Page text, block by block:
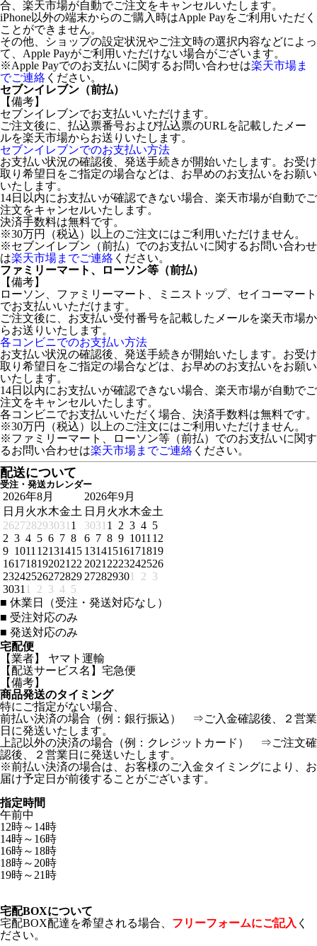
合、楽天市場が自動でご注文をキャンセルいたします。
iPhone以外の端末からのご購入時はApple Payをご利用いただく
ことができません。
その他、ショップの設定状況やご注文時の選択内容などによっ
て、Apple Payがご利用いただけない場合がございます。
※Apple Payでのお支払いに関するお問い合わせは楽天市場ま
でご連絡 ください。
セブンイレブン（前払）
【備考】
セブンイレブンでお支払いいただけます。
ご注文後に、払込票番号および払込票のURLを記載したメー
ルを楽天市場からお送りいたします。
セブンイレブンでのお支払い方法
お支払い状況の確認後、発送手続きが開始いたします。お受け
取り希望日をご指定の場合などは、お早めのお支払いをお願い
いたします。
14日以内にお支払いが確認できない場合、楽天市場が自動でご
注文をキャンセルいたします。
決済手数料は無料です。
※30万円（税込）以上のご注文にはご利用いただけません。
※セブンイレブン（前払）でのお支払いに関するお問い合わせ
は楽天市場までご連絡 ください。
ファミリーマート、ローソン等（前払）
【備考】
ローソン、ファミリーマート、ミニストップ、セイコーマート
でお支払いいただけます。
ご注文後に、お支払い受付番号を記載したメールを楽天市場か
らお送りいたします。
各コンビニでのお支払い方法
お支払い状況の確認後、発送手続きが開始いたします。お受け
取り希望日をご指定の場合などは、お早めのお支払いをお願い
いたします。
14日以内にお支払いが確認できない場合、楽天市場が自動でご
注文をキャンセルいたします。
各コンビニでお支払いいただく場合、決済手数料は無料です。
※30万円（税込）以上のご注文にはご利用いただけません。
※ファミリーマート、ローソン等（前払）でのお支払いに関す
るお問い合わせは楽天市場までご連絡 ください。
配送について
受注・発送カレンダー
2026年8月
日 月 火水木金土
262728293031 1
2 3 4 5 6 7 8
9 1011 12131415
161718192021 22
23242526272829
3031 1 2 3 4 5
2026年9月
日 月 火水木金土
3031 1 2 3 4 5
6 7 8 9 1011 12
13141516171819
2021 2223242526
272829301 2 3
■ 休業日（受注・発送対応なし）
■ 受注対応のみ
■ 発送対応のみ
宅配便
【業者】 ヤマト運輸
【配送サービス名】宅急便
【備考】
商品発送のタイミング
特にご指定がない場合、
前払い決済の場合（例：銀行振込） ⇒ご入金確認後、２営業
日に発送いたします。
上記以外の決済の場合（例：クレジットカード） ⇒ご注文確
認後、２営業日に発送いたします。
※前払い決済の場合は、お客様のご入金タイミングにより、お
届け予定日が前後することがございます。
指定時間
午前中
12時～14時
14時～16時
16時～18時
18時～20時
19時～21時
宅配BOXについて
宅配BOX配達を希望される場合、 フリーフォームにご記入 く
ださい。